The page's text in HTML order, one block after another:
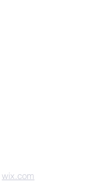
wix.com